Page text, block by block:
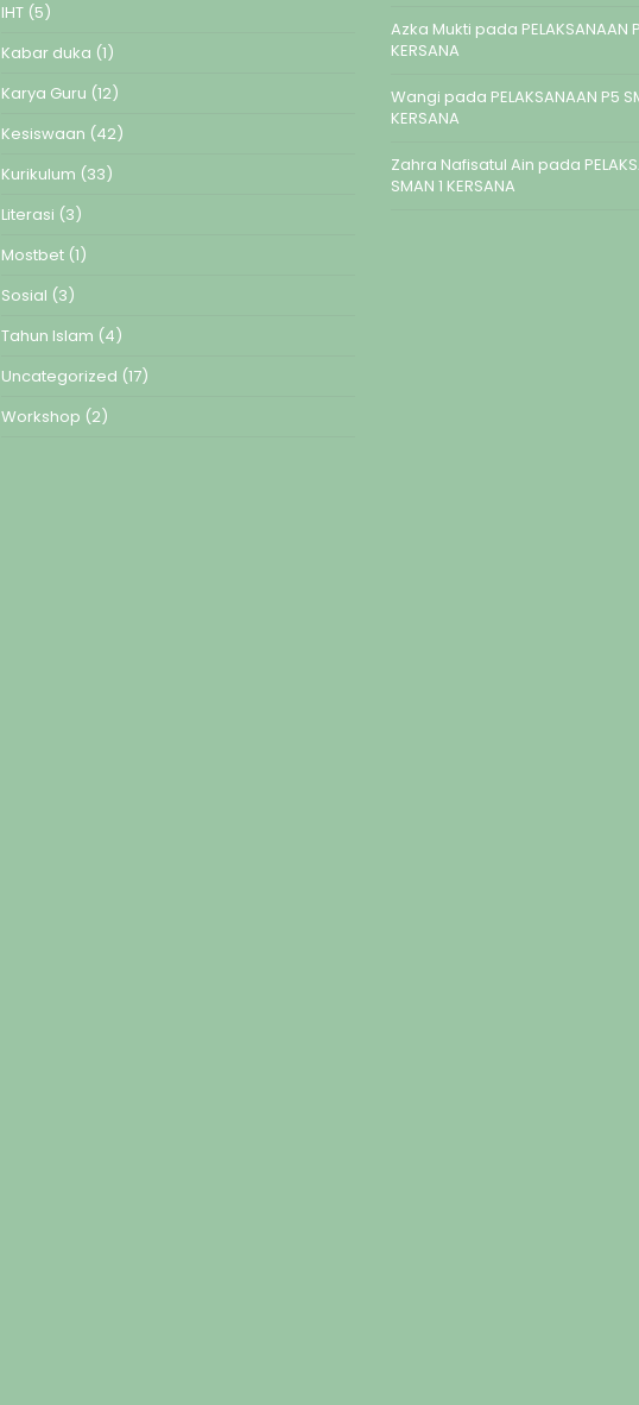
IHT(5)
Kabar duka (1)
Karya Guru (12)
Kesiswaan (42)
Kurikulum (33)
Literasi (3)
Mostbet(1)
Sosial (3)
Tahun Islam (4)
Uncategorized (17)
Workshop (2)
Azka Mukti pada PELAKSANAAN
KERSANA
Wangi pada PELAKSANAAN P5
KERSANA
Zahra Nafisatul Ain pada
SMAN 1 KERSANA